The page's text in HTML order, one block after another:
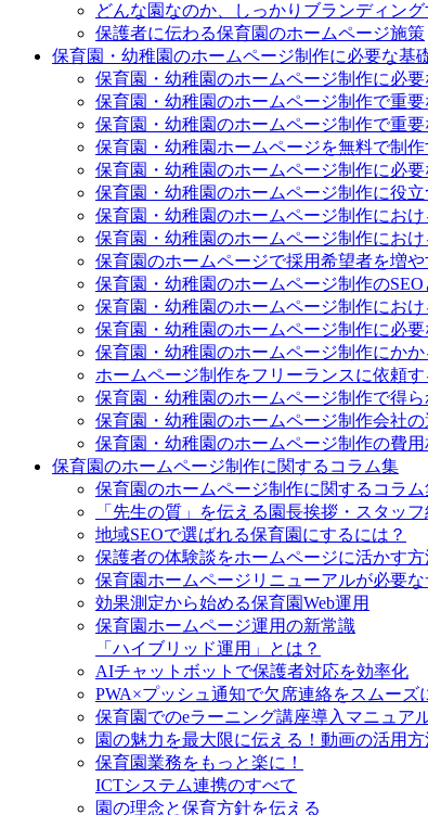
どんな園なのか、しっかりブランディング
保護者に伝わる保育園のホームページ施策
保育園・幼稚園のホームページ制作に必要な基
保育園・幼稚園のホームページ制作に必
保育園・幼稚園のホームページ制作で重
保育園・幼稚園のホームページ制作で重要
保育園・幼稚園ホームページを無料で制
保育園・幼稚園のホームページ制作に必
保育園・幼稚園のホームページ制作に役立
保育園・幼稚園のホームページ制作にお
保育園・幼稚園のホームページ制作にお
保育園のホームページで採用希望者を増
保育園・幼稚園のホームページ制作のSEO
保育園・幼稚園のホームページ制作にお
保育園・幼稚園のホームページ制作に必
保育園・幼稚園のホームページ制作にかか
ホームページ制作をフリーランスに依頼
保育園・幼稚園のホームページ制作で得
保育園・幼稚園のホームページ制作会社の
保育園・幼稚園のホームページ制作の費用
保育園のホームページ制作に関するコラム集
保育園のホームページ制作に関するコラム
「先生の質」を伝える園長挨拶・スタッ
地域SEOで選ばれる保育園にするには？
保護者の体験談をホームページに活かす方
保育園ホームページリニューアルが必要な
効果測定から始める保育園Web運用
保育園ホームページ運用の新常識
「ハイブリッド運用」とは？
AIチャットボットで保護者対応を効率化
PWA×プッシュ通知で欠席連絡をスムーズ
保育園でのeラーニング講座導入マニュア
園の魅力を最大限に伝える！動画の活用方
保育園業務をもっと楽に！
ICTシステム連携のすべて
園の理念と保育方針を伝える